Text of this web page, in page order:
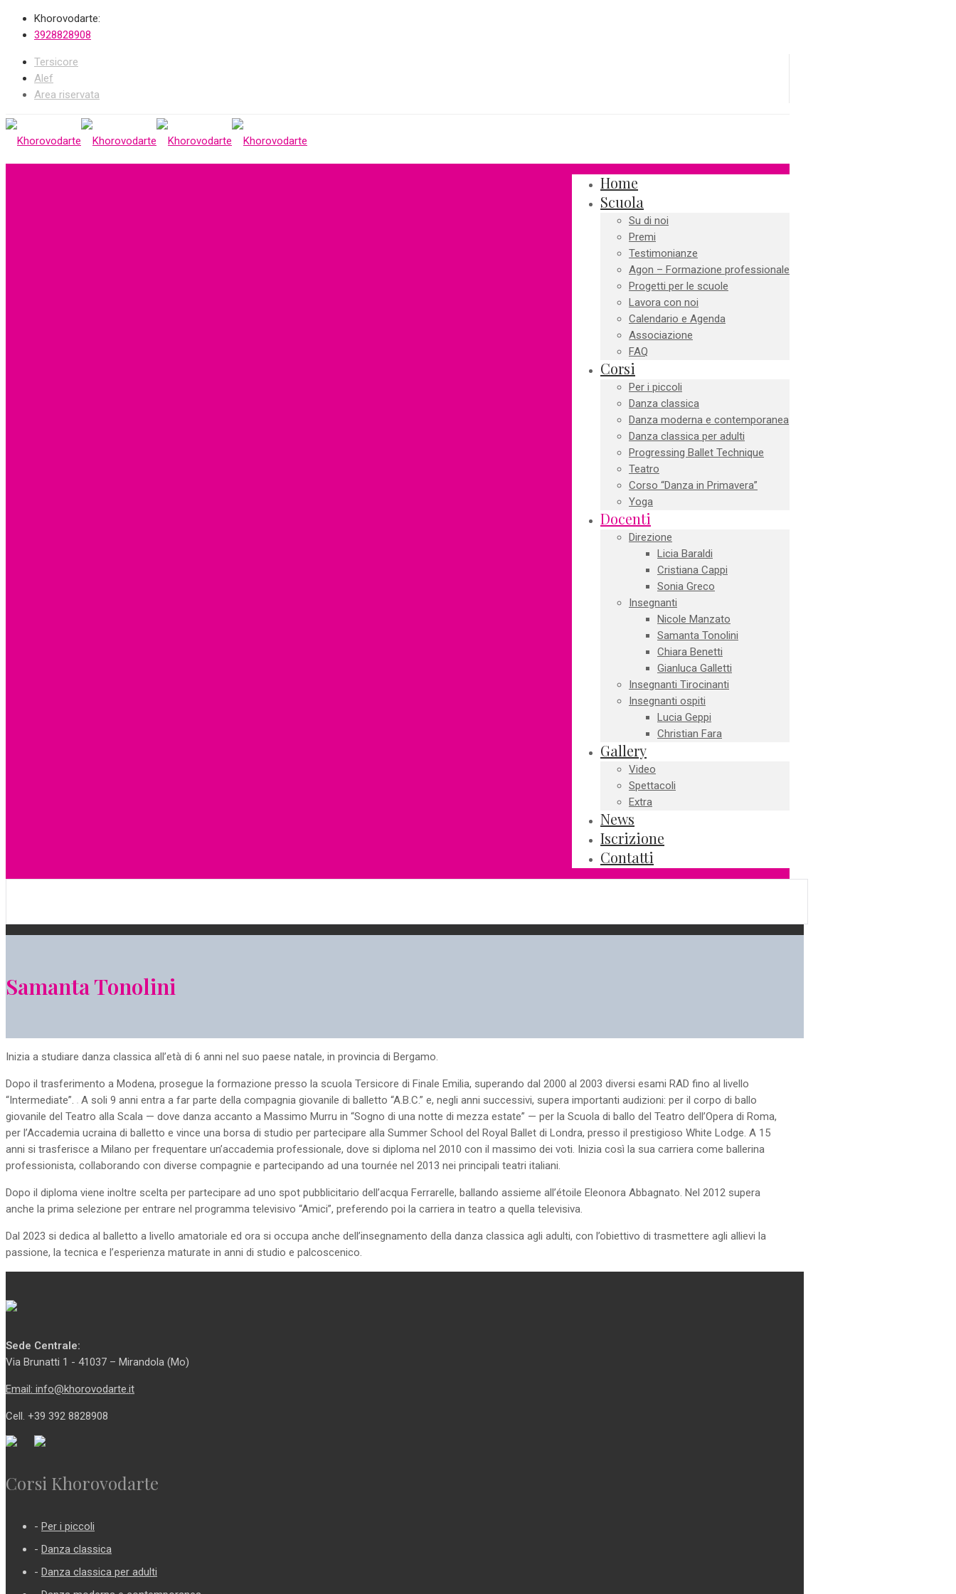
Khorovodarte:
3928828908
Tersicore
Alef
Area riservata
Home
Scuola
Su di noi
Premi
Testimonianze
Agon – Formazione professionale
Progetti per le scuole
Lavora con noi
Calendario e Agenda
Associazione
FAQ
Corsi
Per i piccoli
Danza classica
Danza moderna e contemporanea
Danza classica per adulti
Progressing Ballet Technique
Teatro
Corso “Danza in Primavera”
Yoga
Docenti
Direzione
Licia Baraldi
Cristiana Cappi
Sonia Greco
Insegnanti
Nicole Manzato
Samanta Tonolini
Chiara Benetti
Gianluca Galletti
Insegnanti Tirocinanti
Insegnanti ospiti
Lucia Geppi
Christian Fara
Gallery
Video
Spettacoli
Extra
News
Iscrizione
Contatti
Samanta Tonolini
Inizia a studiare danza classica all’età di 6 anni nel suo paese natale, in provincia di Bergamo.
Dopo il trasferimento a Modena, prosegue la formazione presso la scuola Tersicore di Finale Emilia, superando dal 2000 al 2003 diversi esami RAD fino al livello
“Intermediate”.
A soli 9 anni entra a far parte della compagnia giovanile di balletto “A.B.C.” e, negli anni successivi, supera importanti audizioni: per il corpo di ballo
giovanile del Teatro alla Scala — dove danza accanto a Massimo Murru in “Sogno di una notte di mezza estate” — per la Scuola di ballo del Teatro dell’Opera di Roma,
per l’Accademia ucraina di balletto e vince una borsa di studio per partecipare alla Summer School del Royal Ballet di Londra, presso il prestigioso White Lodge. A 15
anni si trasferisce a Milano per frequentare un’accademia professionale, dove si diploma nel 2010 con il massimo dei voti. Inizia così la sua carriera come ballerina
professionista, collaborando con diverse compagnie e partecipando ad una tournée nel 2013 nei principali teatri italiani.
Dopo il diploma viene inoltre scelta per partecipare ad uno spot pubblicitario dell’acqua Ferrarelle, ballando assieme all’étoile Eleonora Abbagnato. Nel 2012 supera
anche la prima selezione per entrare nel programma televisivo “Amici”, preferendo poi la carriera in teatro a quella televisiva.
Dal 2023 si dedica al balletto a livello amatoriale ed ora si occupa anche dell’insegnamento della danza classica agli adulti, con l’obiettivo di trasmettere agli allievi la
passione, la tecnica e l’esperienza maturate in anni di studio e palcoscenico.
Sede Centrale:
Via Brunatti 1 - 41037 – Mirandola (Mo)
Email: info@khorovodarte.it
Cell. +39 392 8828908
Corsi Khorovodarte
- Per i piccoli
- Danza classica
- Danza classica per adulti